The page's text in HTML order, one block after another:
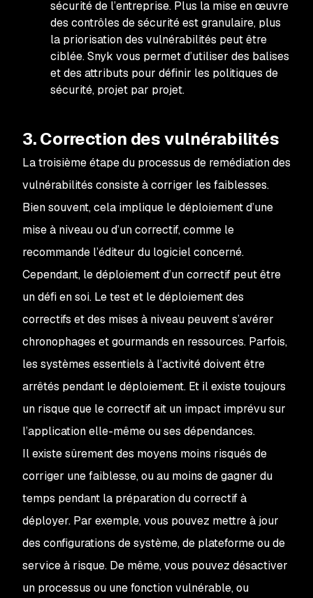
sécurité de l’entreprise. Plus la mise en œuvre
des contrôles de sécurité est granulaire, plus
la priorisation des vulnérabilités peut être
ciblée. Snyk vous permet d’utiliser des balises
et des attributs pour définir les politiques de
sécurité, projet par projet.
3. Correction des vulnérabilités
La troisième étape du processus de remédiation des
vulnérabilités consiste à corriger les faiblesses.
Bien souvent, cela implique le déploiement d’une
mise à niveau ou d’un correctif, comme le
recommande l’éditeur du logiciel concerné.
Cependant, le déploiement d’un correctif peut être
un défi en soi. Le test et le déploiement des
correctifs et des mises à niveau peuvent s’avérer
chronophages et gourmands en ressources. Parfois,
les systèmes essentiels à l’activité doivent être
arrêtés pendant le déploiement. Et il existe toujours
un risque que le correctif ait un impact imprévu sur
l’application elle-même ou ses dépendances.
Il existe sûrement des moyens moins risqués de
corriger une faiblesse, ou au moins de gagner du
temps pendant la préparation du correctif à
déployer. Par exemple, vous pouvez mettre à jour
des configurations de système, de plateforme ou de
service à risque. De même, vous pouvez désactiver
un processus ou une fonction vulnérable, ou